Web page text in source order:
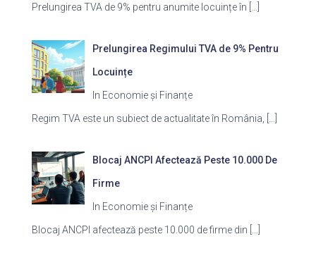
Prelungirea TVA de 9% pentru anumite locuințe în
Prelungirea Regimului TVA de 9% Pentru
Locuințe
In Economie și Finanțe
Regim TVA este un subiect de actualitate în România,
Blocaj ANCPI Afectează Peste 10.000 De
Firme
In Economie și Finanțe
Blocaj ANCPI afectează peste 10.000 de firme din